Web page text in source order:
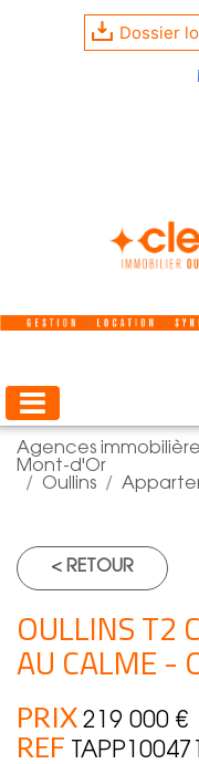
Dossier
Agences
Mont-d'Or
Oullins
< RETOUR
OULLINS T2
AU CALME -
PRIX 219 000 €
REF TAPP100471